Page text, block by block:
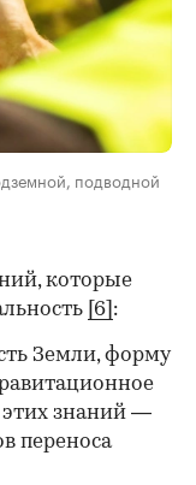
подводной
которые
[6] :
Земли, форму
этих знаний —
переноса